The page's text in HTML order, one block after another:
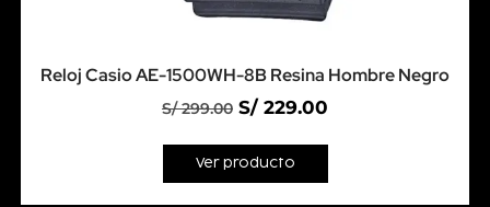
Reloj Casio AE-1500WH-8B Resina Hombre Negro
S/299.00 S/ 229.00
Ver producto